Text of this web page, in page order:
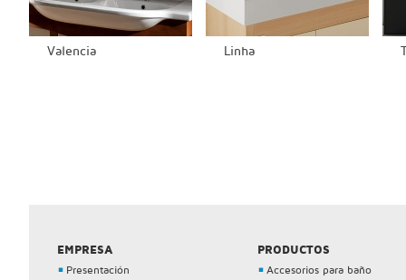
Valencia Linha
EMPRESA
Presentación
PRODUCTOS
Accesorios para baño